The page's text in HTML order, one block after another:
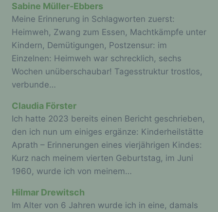
Sabine Müller-Ebbers
Meine Erinnerung in Schlagworten zuerst:
Heimweh, Zwang zum Essen, Machtkämpfe unter
Kindern, Demütigungen, Postzensur: im
Einzelnen: Heimweh war schrecklich, sechs
Wochen unüberschaubar! Tagesstruktur trostlos,
verbunde…
Claudia Förster
Ich hatte 2023 bereits einen Bericht geschrieben,
den ich nun um einiges ergänze: Kinderheilstätte
Aprath – Erinnerungen eines vierjährigen Kindes:
Kurz nach meinem vierten Geburtstag, im Juni
1960, wurde ich von meinem…
Hilmar Drewitsch
Im Alter von 6 Jahren wurde ich in eine, damals
Die Internetseite enthält aufgrund von
gesetzlichen Vorschriften Angaben, die eine
schnelle elektronische Kontaktaufnahme zu
unserem Unternehmen sowie eine unmittelbare
Kommunikation mit uns ermöglichen, was
ebenfalls eine allgemeine Adresse der
sogenannten elektronischen Post (E-Mail-
Adresse) umfasst. Sofern eine betroffene
Person per E-Mail oder über ein
Verarbeitung Verantwortlichen aufnimmt,
werden die von der betroffenen Person
übermittelten personenbezogenen Daten
automatisch gespeichert. Solche auf freiwilliger
Basis von einer betroffenen Person an den für
die Verarbeitung Verantwortlichen übermittelten
personenbezogenen Daten werden für Zwecke
der Bearbeitung oder der Kontaktaufnahme zur
keine Weitergabe dieser personenbezogenen
Daten an Dritte.